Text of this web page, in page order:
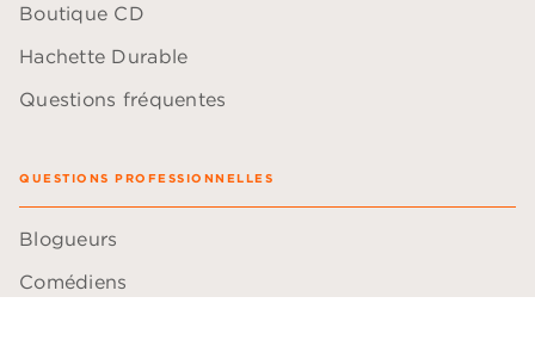
Boutique CD
Hachette Durable
Questions fréquentes
QUESTIONS PROFESSIONNELLES
Blogueurs
Comédiens